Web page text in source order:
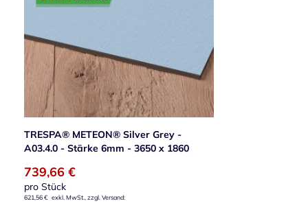
TRESPA® METEON® Silver Grey -
A03.4.0 - Stärke 6mm - 3650 x 1860
739,66 €
pro Stück
621,56 €